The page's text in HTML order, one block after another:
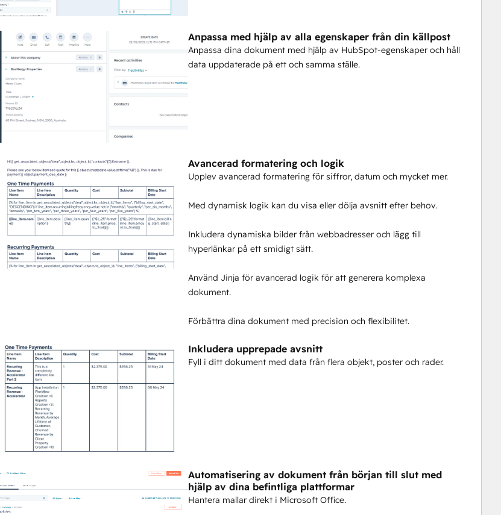
När du registrerar dig för Integration Glue får du tillgång till en hel massa HubSpot Workflow och Data
produktivitetsåtgärder, till exempel Åtgärder för att skicka transaktionsmeddelanden med bilagor med Mailgun,
skicka dokument för eSign med Docusign, Klona poster (inklusive tillhörande poster), få information om
användare / ägare och lägga till i en egendom eller beräkna ett datum.
Kom igång med vår kostnadsfria plan - Inget kreditkort krävs, kan avbrytas när som helst
Integration Glue-prissättning baseras på användning, så du kan använda alla våra appar tillsammans under en
Integration Glue behåller inga data eller filer när du använder den här appen; den läser helt enkelt och matar ut
data till din egen HubSpot-portal.
Anpassa med hjälp av alla egenskaper från din källpost
Anpassa dina dokument med hjälp av HubSpot-egenskaper och håll
data uppdaterade på ett och samma ställe.
Avancerad formatering och logik
Upplev avancerad formatering för siffror, datum och mycket mer.
Med dynamisk logik kan du visa eller dölja avsnitt efter behov.
Inkludera dynamiska bilder från webbadresser och lägg till
hyperlänkar på ett smidigt sätt.
Använd Jinja för avancerad logik för att generera komplexa
dokument.
Förbättra dina dokument med precision och flexibilitet.
Inkludera upprepade avsnitt
Fyll i ditt dokument med data från flera objekt, poster och rader.
Automatisering av dokument från början till slut med
hjälp av dina befintliga plattformar
Hantera mallar direkt i Microsoft Office.